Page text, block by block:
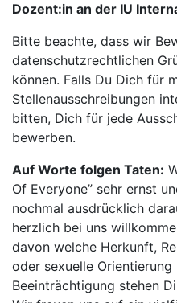
Dozent:in an der IU
Bitte beachte, dass wir
datenschutzrechtlichen
können. Falls Du Dich für
Stellenausschreibungen
bitten, Dich für jede
bewerben.
Auf Worte folgen Taten:
Of Everyone” sehr ernst
nochmal ausdrücklich
herzlich bei uns
davon welche Herkunft,
oder sexuelle
Beeinträchtigung stehen